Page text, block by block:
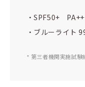
・SPF50+
・ブルーライト
* 第三者機関実施試験